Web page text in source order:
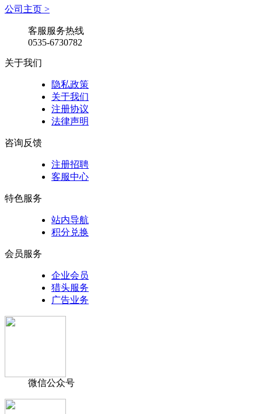
公司主页 >
客服服务热线
0535-6730782
关于我们
隐私政策
关于我们
注册协议
法律声明
咨询反馈
注册招聘
客服中心
特色服务
站内导航
积分兑换
会员服务
企业会员
猎头服务
广告业务
微信公众号